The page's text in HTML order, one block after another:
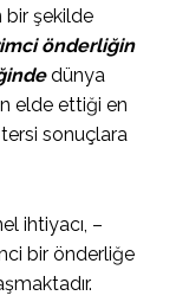
bir şekilde
önderliğin
dünya
elde ettiği en
sonuçlara
ihtiyacı, –
bir önderliğe